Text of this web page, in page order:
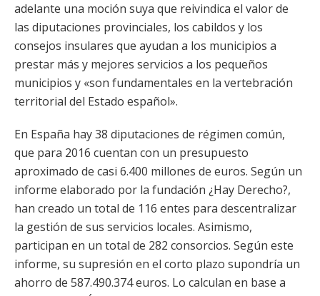
adelante una moción suya que reivindica el valor de
las diputaciones provinciales, los cabildos y los
consejos insulares que ayudan a los municipios a
prestar más y mejores servicios a los pequeños
municipios y «son fundamentales en la vertebración
territorial del Estado español».
En España hay 38 diputaciones de régimen común,
que para 2016 cuentan con un presupuesto
aproximado de casi 6.400 millones de euros. Según un
informe elaborado por la fundación ¿Hay Derecho?,
han creado un total de 116 entes para descentralizar
la gestión de sus servicios locales. Asimismo,
participan en un total de 282 consorcios. Según este
informe, su supresión en el corto plazo supondría un
ahorro de 587.490.374 euros. Lo calculan en base a